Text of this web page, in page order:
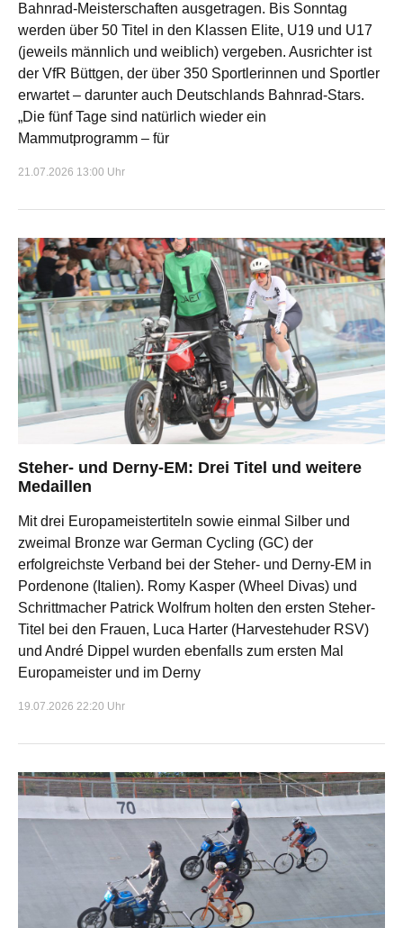
Bahnrad-Meisterschaften ausgetragen. Bis Sonntag
werden über 50 Titel in den Klassen Elite, U19 und U17
(jeweils männlich und weiblich) vergeben. Ausrichter ist
der VfR Büttgen, der über 350 Sportlerinnen und Sportler
erwartet – darunter auch Deutschlands Bahnrad-Stars.
„Die fünf Tage sind natürlich wieder ein
Mammutprogramm – für
21.07.2026 13:00 Uhr
Steher- und Derny-EM: Drei Titel und weitere
Medaillen
Mit drei Europameistertiteln sowie einmal Silber und
zweimal Bronze war German Cycling (GC) der
erfolgreichste Verband bei der Steher- und Derny-EM in
Pordenone (Italien). Romy Kasper (Wheel Divas) und
Schrittmacher Patrick Wolfrum holten den ersten Steher-
Titel bei den Frauen, Luca Harter (Harvestehuder RSV)
und André Dippel wurden ebenfalls zum ersten Mal
Europameister und im Derny
19.07.2026 22:20 Uhr